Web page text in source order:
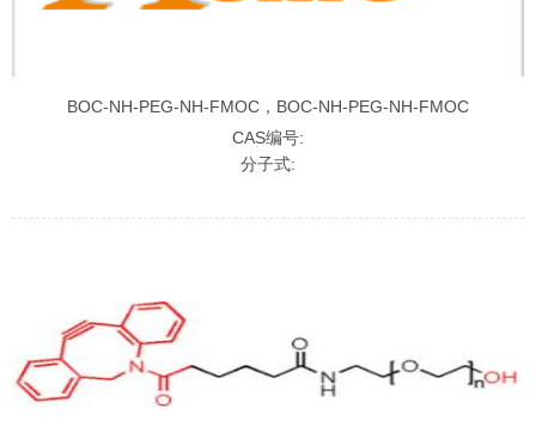
BOC-NH-PEG-NH-FMOC，BOC-NH-PEG-NH-FMOC
CAS编号:
分子式: